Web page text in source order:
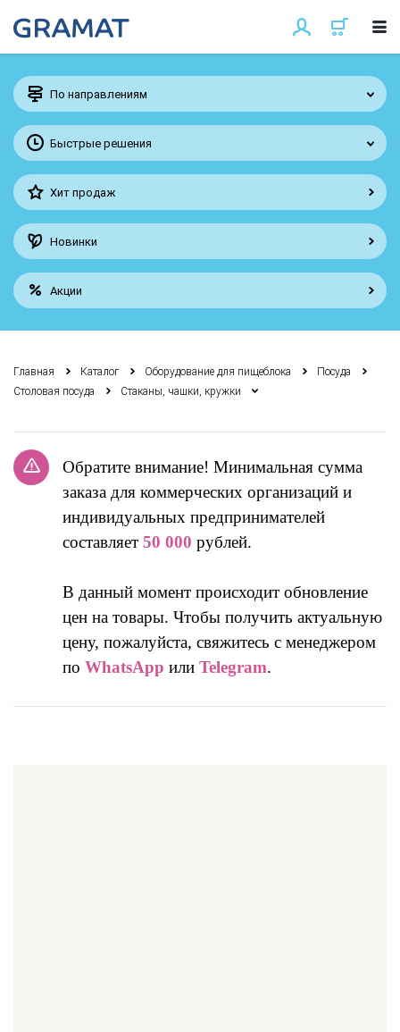
По направлениям
Быстрые решения
Хит продаж
Новинки
Акции
Главная Каталог Оборудование для пищеблока
Посуда
Столовая посуда
Стаканы, чашки, кружки
Обратите внимание! Минимальная сумма
заказа для коммерческих организаций и
индивидуальных предпринимателей
составляет 50 000 рублей.
В данный момент происходит обновление
цен на товары. Чтобы получить актуальную
цену, пожалуйста, свяжитесь с менеджером
по WhatsApp или Telegram.